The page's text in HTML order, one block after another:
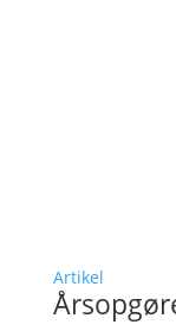
Artikel